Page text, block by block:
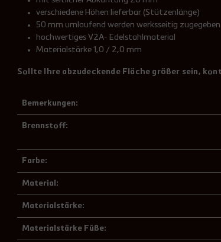
verschiedene Höhen lieferbar (Stützenlänge)
50 mm umlaufend werden werksseitig zugegeben
hochwertiges V2A- Edelstahlmaterial
Materialstärke 1,0 / 2,0 mm
Sollte Ihre abzudeckende Fläche größer sein,
Bemerkungen:
Brennstoff:
Farbe:
Material:
Materialstärke:
Materialstärke Füße: